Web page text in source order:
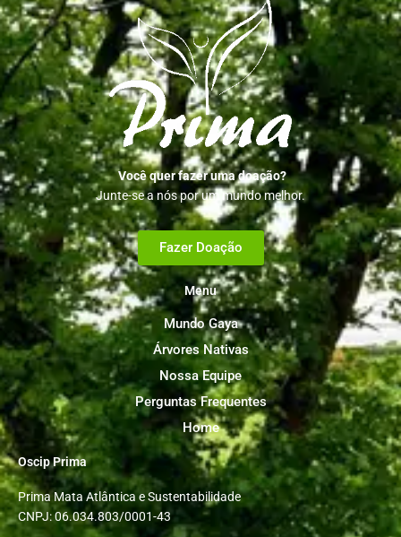
Você quer fazer uma doação?
Junte-se a nós por um mundo melhor.
Fazer Doação
Menu
Mundo Gaya
Árvores Nativas
Nossa Equipe
Perguntas Frequentes
Home
Oscip Prima
Prima Mata Atlântica e Sustentabilidade
CNPJ: 06.034.803/0001-43